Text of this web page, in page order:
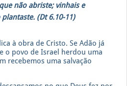
não abriste; vinhais e
(Dt 6.10-11)
à obra de Cristo. Se Adão já
o povo de Israel herdou uma
recebemos uma salvação